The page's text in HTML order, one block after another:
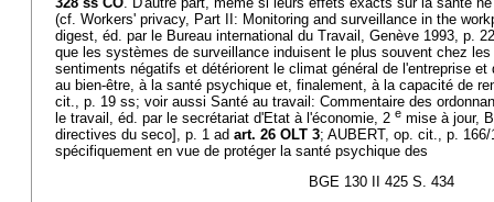
(cf. Workers' privacy, Part II: Monitoring and surveillance in the
digest, éd. par le Bureau international du Travail, Genève 1993, p.
que les systèmes de surveillance induisent le plus souvent chez
sentiments négatifs et détériorent le climat général de l'entreprise
au bien-être, à la santé psychique et, finalement, à la capacité de
cit., p. 19 ss; voir aussi Santé au travail: Commentaire des
le travail, éd. par le secrétariat d'Etat à l'économie, 2 e mise à jour,
directives du seco], p. 1 ad art. 26 OLT 3; AUBERT, op. cit., p.
spécifiquement en vue de protéger la santé psychique des
BGE 130 II 425 S. 434